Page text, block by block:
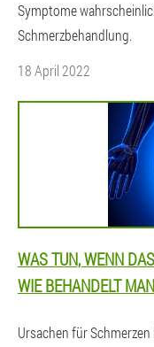
Symptome
Schmerzbehandlung.
18 April 2022
WAS TUN, WENN
WIE BEHANDELT
Ursachen für